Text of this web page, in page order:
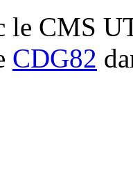
le CMS
CDG82